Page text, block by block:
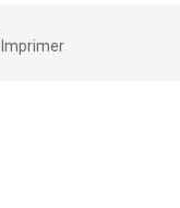
Imprimer